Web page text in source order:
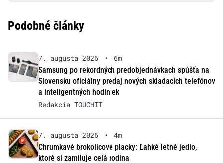
Podobné články
7. augusta 2026 •
6m
Samsung po rekordných predobjednávkach spúšťa na
Slovensku oficiálny predaj nových skladacích telefónov
a inteligentných hodiniek
Redakcia TOUCHIT
7. augusta 2026 •
4m
Chrumkavé brokolicové placky: Ľahké letné jedlo,
ktoré si zamiluje celá rodina